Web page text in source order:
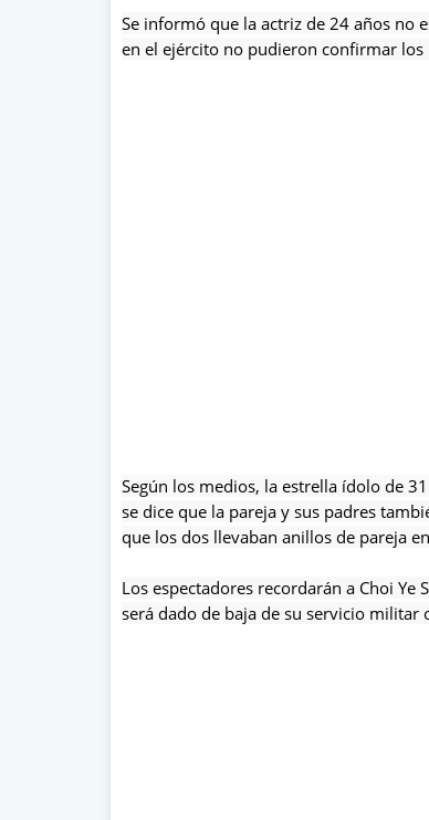
Se informó que la actriz de 24 años no
en el ejército no pudieron confirmar los
Según los medios, la estrella ídolo de
se dice que la pareja y sus padres
que los dos llevaban anillos de pareja
Los espectadores recordarán a Choi Ye
será dado de baja de su servicio